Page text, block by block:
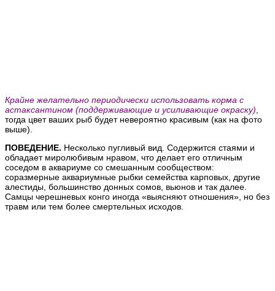
Крайне желательно периодически использовать корма с
астаксантином (поддерживающие и усиливающие окраску)
тогда цвет ваших рыб будет невероятно красивым (как на фото
выше).
ПОВЕДЕНИЕ. Несколько пугливый вид. Содержится стаями и
обладает миролюбивым нравом, что делает его отличным
соседом в аквариуме со смешанным сообществом:
соразмерные аквариумные рыбки семейства карповых, другие
алестиды, большинство донных сомов, вьюнов и так далее.
Самцы черешневых конго иногда «выясняют отношения», но без
травм или тем более смертельных исходов.